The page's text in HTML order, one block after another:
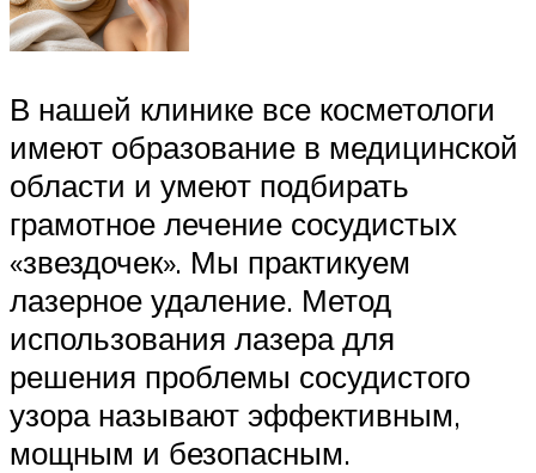
В нашей клинике все косметологи
имеют образование в медицинской
области и умеют подбирать
грамотное лечение сосудистых
«звездочек». Мы практикуем
лазерное удаление. Метод
использования лазера для
решения проблемы сосудистого
узора называют эффективным,
мощным и безопасным.